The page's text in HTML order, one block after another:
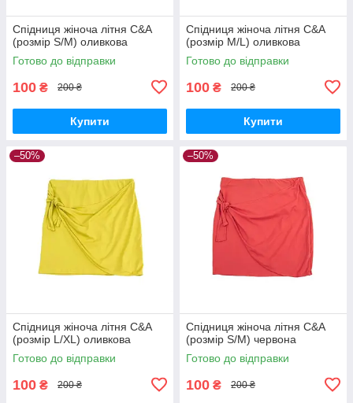
Спідниця жіноча літня C&A
(розмір S/M) оливкова
Готово до відправки
100 ₴ 200 ₴
Купити
Спідниця жіноча літня C&A
(розмір M/L) оливкова
Готово до відправки
100 ₴ 200 ₴
Купити
–50%
Спідниця жіноча літня C&A
(розмір L/XL) оливкова
Готово до відправки
100 ₴ 200 ₴
–50%
Спідниця жіноча літня C&A
(розмір S/M) червона
Готово до відправки
100 ₴ 200 ₴